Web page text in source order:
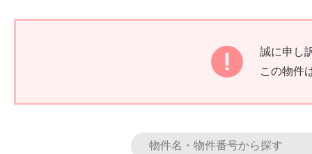
誠に申し
この物件